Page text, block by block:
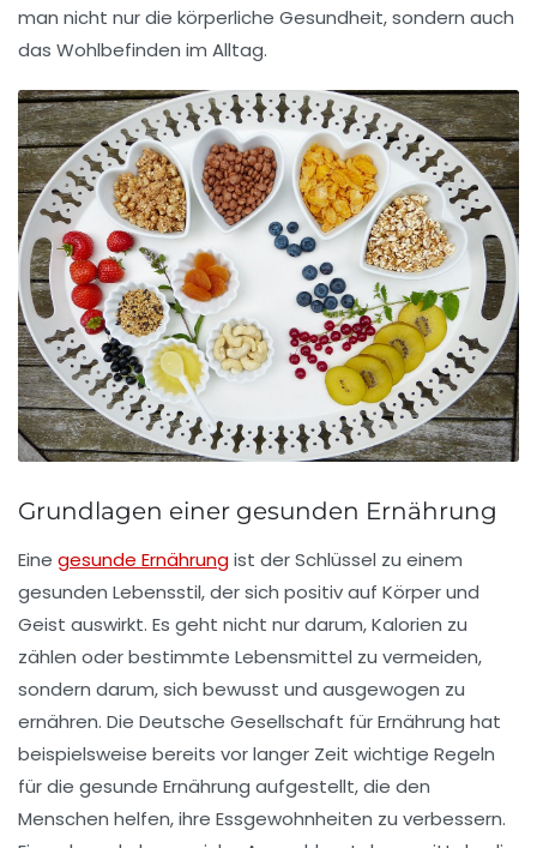
man nicht nur die körperliche Gesundheit, sondern auch
das Wohlbefinden im Alltag.
Grundlagen einer gesunden Ernährung
Eine gesunde Ernährungist der Schlüssel zu einem
gesunden Lebensstil, der sich positiv auf Körper und
Geist auswirkt. Es geht nicht nur darum, Kalorien zu
zählen oder bestimmte Lebensmittel zu vermeiden,
sondern darum, sich bewusst und ausgewogen zu
ernähren. Die Deutsche Gesellschaft für Ernährung hat
beispielsweise bereits vor langer Zeit wichtige Regeln
für die gesunde Ernährung aufgestellt, die den
Menschen helfen, ihre Essgewohnheiten zu verbessern.